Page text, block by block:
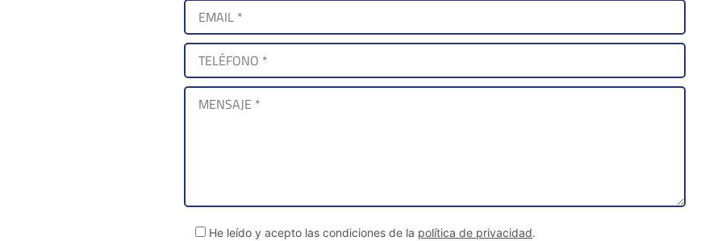
He leído y acepto las condiciones de la política de privacidad.